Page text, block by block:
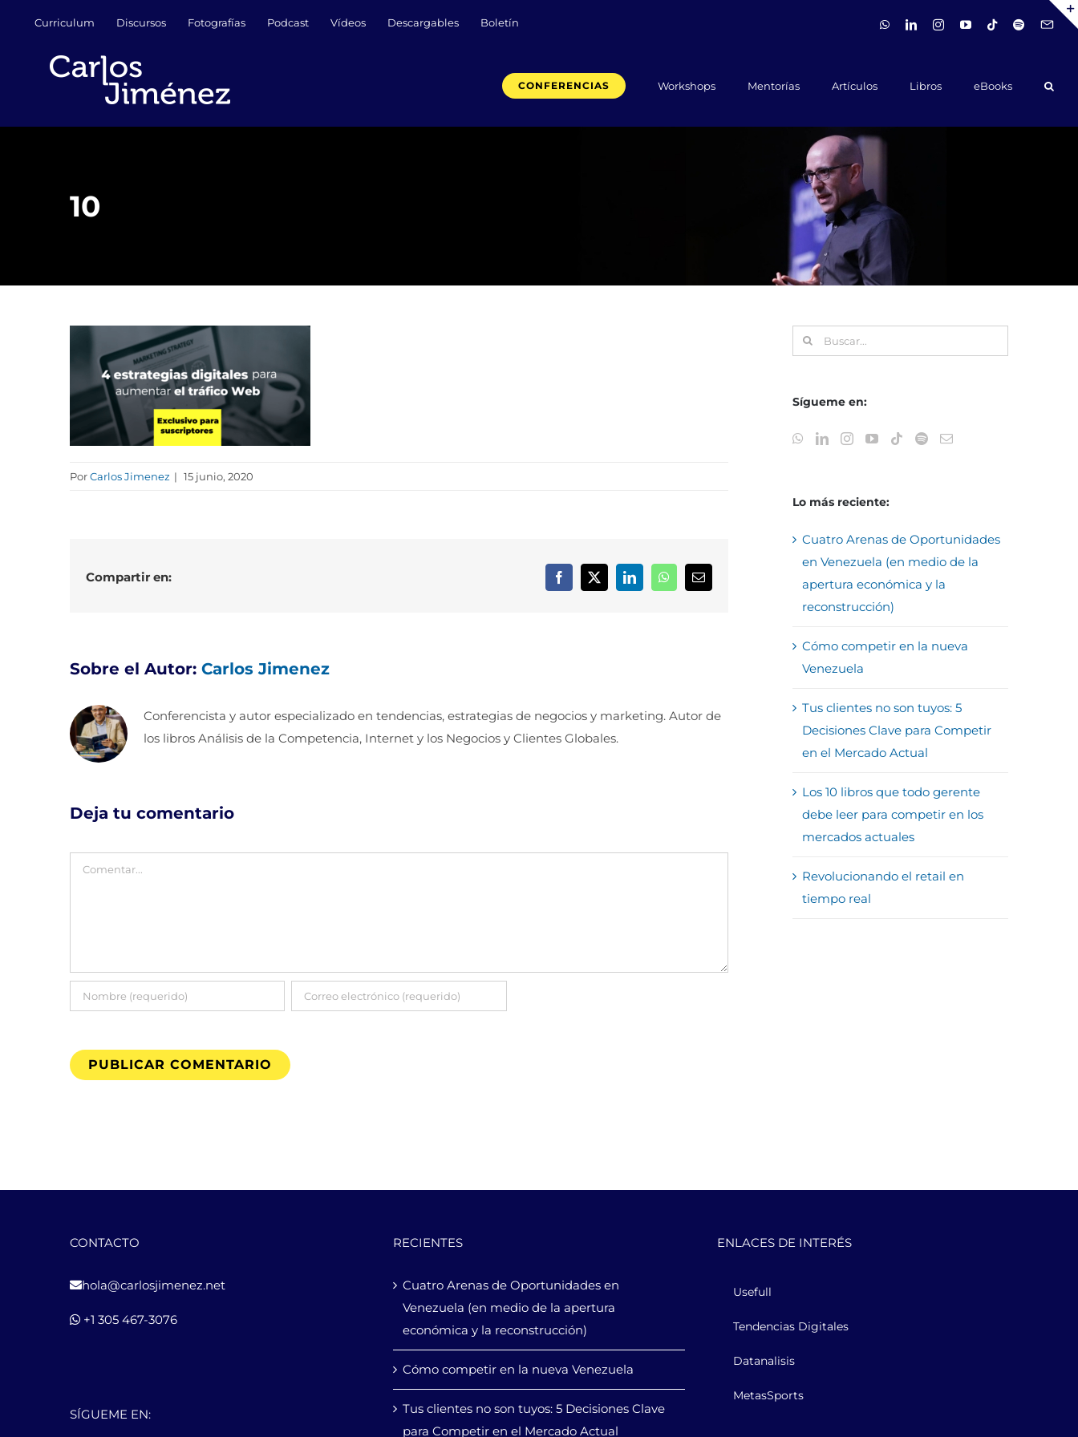
contenido
Curriculum Discursos Fotografías Podcast Vídeos Descargables Boletín WhatsApp
LinkedInInstagramYouTubeTiktokSpotify
CONFERENCIAS Workshops Mentorías Artículos Libros eBooks
10
PorCarlos Jimenez | 15 junio, 2020
Compartir en: Facebook
X LinkedInWhatsAppCorreo
electrónico
Sobre el Autor: Carlos Jimenez
Conferencista y autor especializado en tendencias, estrategias de negocios y marketing. Autor de
los libros Análisis de la Competencia, Internet y los Negocios y Clientes Globales.
Deja tu comentario
Comentar
Buscar:
Sígueme en:
Lo más reciente:
Cuatro Arenas de Oportunidades
en Venezuela (en medio de la
apertura económica y la
reconstrucción)
Cómo competir en la nueva
Venezuela
Tus clientes no son tuyos: 5
Decisiones Clave para Competir
en el Mercado Actual
Los 10 libros que todo gerente
debe leer para competir en los
mercados actuales
Revolucionando el retail en
tiempo real
CONTACTO
hola@carlosjimenez.net
+1 305 467-3076
SÍGUEME EN:
RECIENTES
Cuatro Arenas de Oportunidades en
Venezuela (en medio de la apertura
económica y la reconstrucción)
Cómo competir en la nueva Venezuela
Tus clientes no son tuyos: 5 Decisiones Clave
para Competir en el Mercado Actual
ENLACES DE INTERÉS
Usefull
Tendencias Digitales
Datanalisis
MetasSports